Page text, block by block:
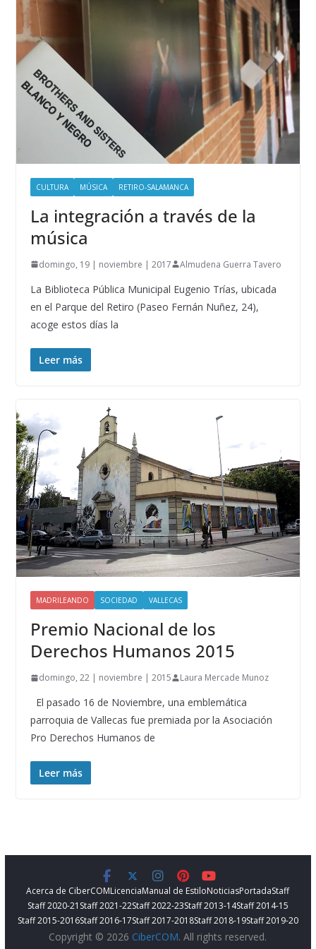
CULTURA MÚSICA RETIRO-SALAMANCA
La integración a través de la
música
domingo, 19 | noviembre | 2017 Almudena Guerra Tavero
La Biblioteca Pública Municipal Eugenio Trías, ubicada
en el Parque del Retiro (Paseo Fernán Nuñez, 24),
acoge estos días la
Leer más
MADRILEANDO SOCIEDAD VALLECAS
Premio Nacional de los
Derechos Humanos 2015
domingo, 22 | noviembre | 2015 Laura Mercade Munoz
El pasado 16 de Noviembre, una emblemática
parroquia de Vallecas fue premiada por la Asociación
Pro Derechos Humanos de
Leer más
Acerca de CiberCOMLicenciaManual de EstiloNoticiasPortadaStaff
Staff 2020-21 Staff 2021-22Staff 2022-23Staff 2013-14Staff 2014-15
Staff 2015-2016Staff 2016-17Staff 2017-2018Staff 2018-19Staff 2019-20
Copyright © 2026 CiberCOM. All rights reserved.